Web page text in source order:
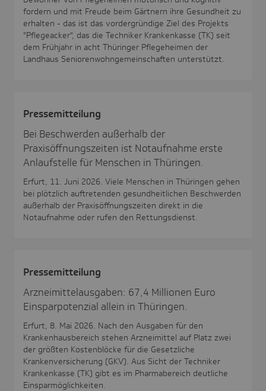
fordern und mit Freude beim Gärtnern ihre Gesundheit zu
erhalten - das ist das vordergründige Ziel des Projekts
"Pflegeacker", das die Techniker Krankenkasse (TK) seit
dem Frühjahr in acht Thüringer Pflegeheimen der
Landhaus Seniorenwohngemeinschaften unterstützt.
Pres­se­mit­tei­lung
Bei Beschwerden außerhalb der
Praxisöffnungszeiten ist Notaufnahme erste
Anlaufstelle für Menschen in Thüringen.
Erfurt, 11. Juni 2026. Viele Menschen in Thüringen gehen
bei plötzlich auftretenden gesundheitlichen Beschwerden
außerhalb der Praxisöffnungszeiten direkt in die
Notaufnahme oder rufen den Rettungsdienst.
Pres­se­mit­tei­lung
Arzneimittelausgaben: 67,4 Millionen Euro
Einsparpotenzial allein in Thüringen.
Erfurt, 8. Mai 2026. Nach den Ausgaben für den
Krankenhausbereich stehen Arzneimittel auf Platz zwei
der größten Kostenblöcke für die Gesetzliche
Krankenversicherung (GKV). Aus Sicht der Techniker
Krankenkasse (TK) gibt es im Pharmabereich deutliche
Einsparmöglichkeiten.